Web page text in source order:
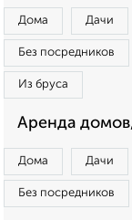
Дома Дачи
Без посредников
Из бруса
Аренда
Дома Дачи
Без посредников